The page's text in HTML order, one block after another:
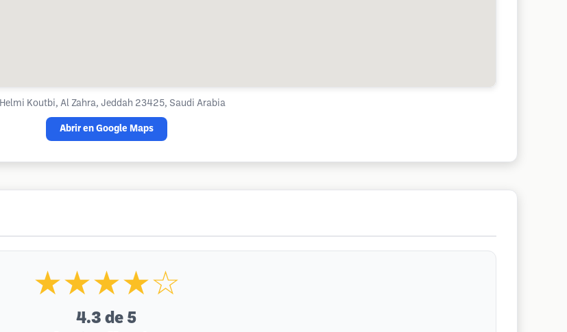
Helmi Koutbi, Al Zahra, Jeddah 23425, Saudi Arabia
Abrir en Google Maps
★★★★☆
4.3 de 5